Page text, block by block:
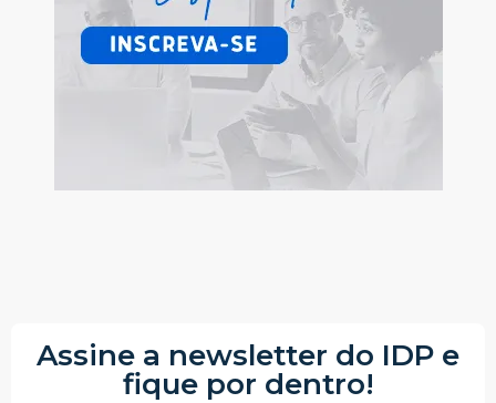
Assine a newsletter do IDP e
fique por dentro!